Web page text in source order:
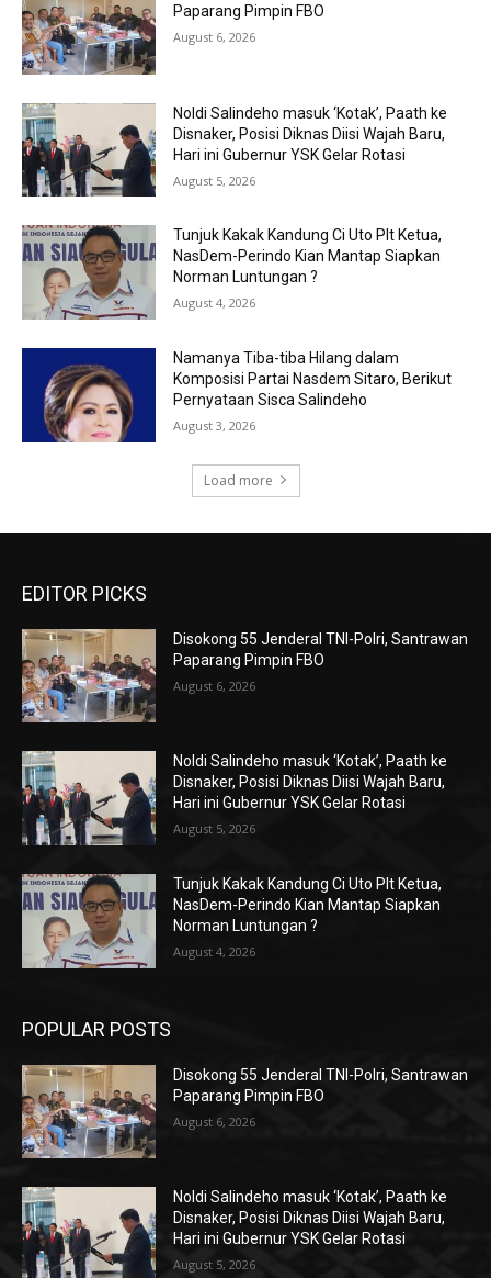
Paparang Pimpin FBO
August 6, 2026
Noldi Salindeho masuk ‘Kotak’, Paath ke
Disnaker, Posisi Diknas Diisi Wajah Baru,
Hari ini Gubernur YSK Gelar Rotasi
August 5, 2026
Tunjuk Kakak Kandung Ci Uto Plt Ketua,
NasDem-Perindo Kian Mantap Siapkan
Norman Luntungan ?
August 4, 2026
Namanya Tiba-tiba Hilang dalam
Komposisi Partai Nasdem Sitaro, Berikut
Pernyataan Sisca Salindeho
August 3, 2026
Load more
EDITOR PICKS
Disokong 55 Jenderal TNI-Polri, Santrawan
Paparang Pimpin FBO
August 6, 2026
Noldi Salindeho masuk ‘Kotak’, Paath ke
Disnaker, Posisi Diknas Diisi Wajah Baru,
Hari ini Gubernur YSK Gelar Rotasi
August 5, 2026
Tunjuk Kakak Kandung Ci Uto Plt Ketua,
NasDem-Perindo Kian Mantap Siapkan
Norman Luntungan ?
August 4, 2026
POPULAR POSTS
Disokong 55 Jenderal TNI-Polri, Santrawan
Paparang Pimpin FBO
August 6, 2026
Noldi Salindeho masuk ‘Kotak’, Paath ke
Disnaker, Posisi Diknas Diisi Wajah Baru,
Hari ini Gubernur YSK Gelar Rotasi
August 5, 2026